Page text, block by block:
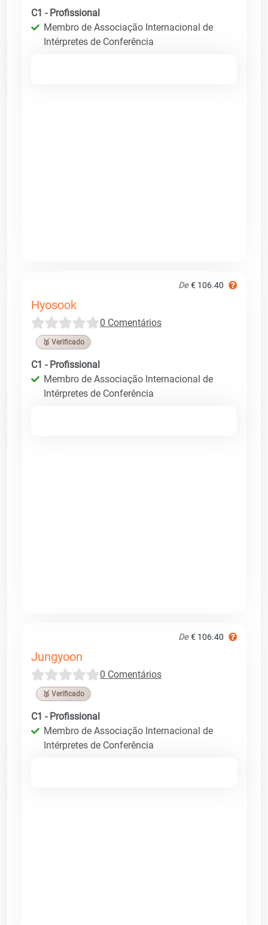
C1 - Profissional
Membro de Associação Internacional de
Intérpretes de Conferência
De € 106.40
Hyosook
0 Comentários
🥉 Verificado
C1 - Profissional
Membro de Associação Internacional de
Intérpretes de Conferência
De € 106.40
Jungyoon
0 Comentários
🥉 Verificado
C1 - Profissional
Membro de Associação Internacional de
Intérpretes de Conferência